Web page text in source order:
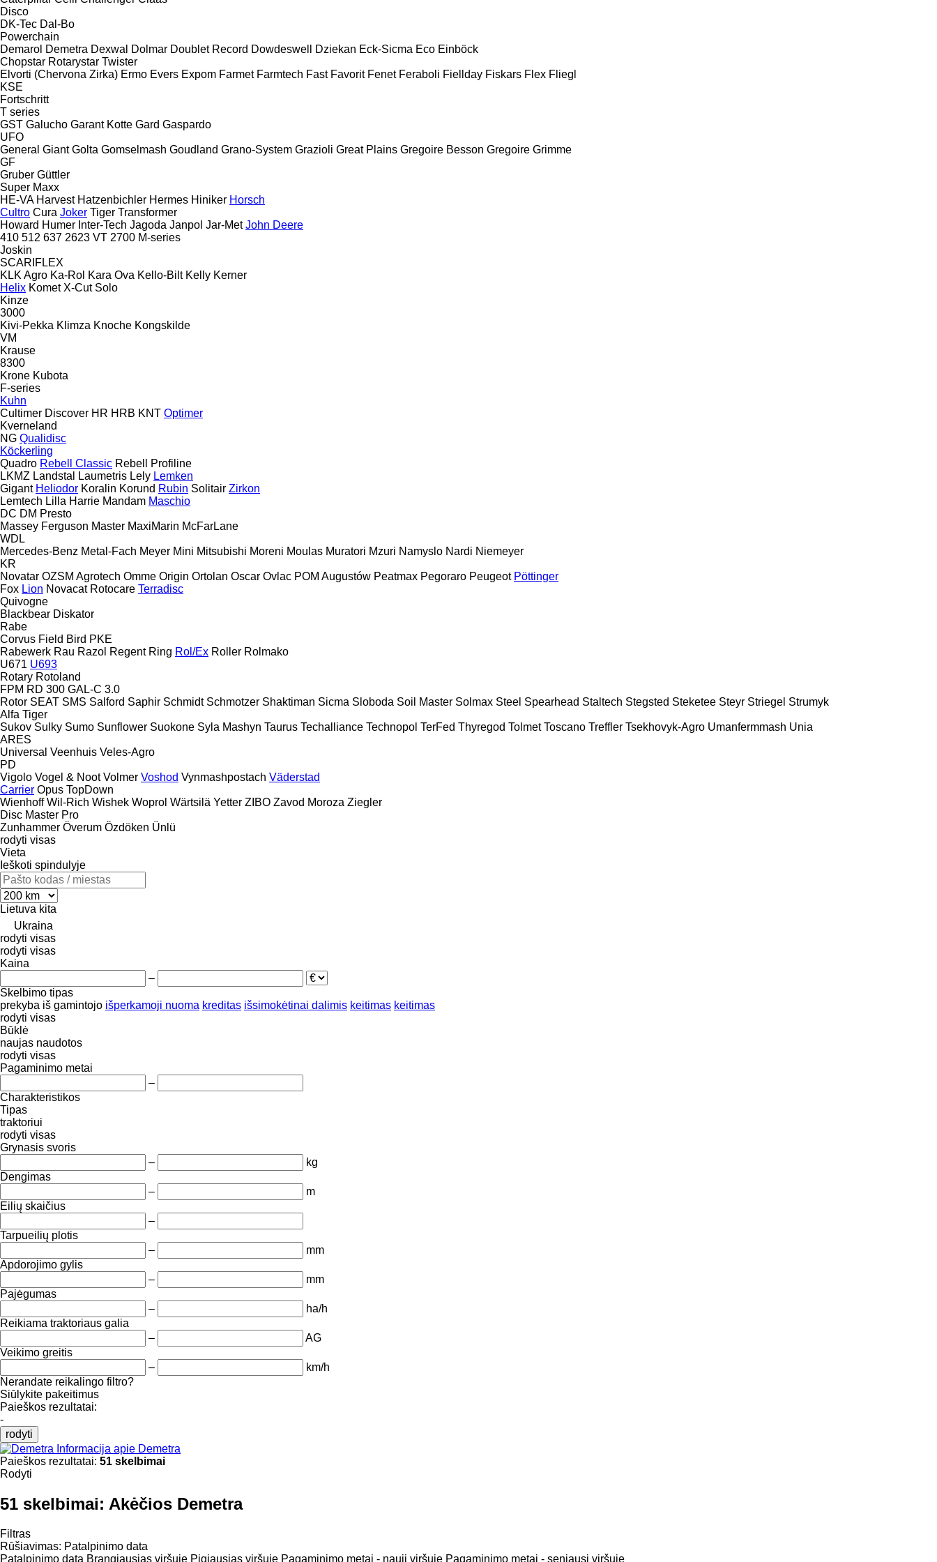
Disco
DK-Tec Dal-Bo
Powerchain
Demarol Demetra Dexwal Dolmar Doublet Record Dowdeswell Dziekan Eck-Sicma Eco Einböck
Chopstar Rotarystar Twister
Elvorti (Chervona Zirka) Ermo Evers Expom Farmet Farmtech Fast Favorit Fenet Feraboli Fiellday Fiskars Flex Fliegl
KSE
Fortschritt
T series
GST Galucho Garant Kotte Gard Gaspardo
UFO
General Giant Golta Gomselmash Goudland Grano-System Grazioli Great Plains Gregoire Besson Gregoire Grimme
GF
Gruber Güttler
Super Maxx
HE-VA Harvest Hatzenbichler Hermes Hiniker Horsch
Cultro Cura Joker Tiger Transformer
Howard Humer Inter-Tech Jagoda Janpol Jar-Met John Deere
410 512 637 2623 VT 2700 M-series
Joskin
SCARIFLEX
KLK Agro Ka-Rol Kara Ova Kello-Bilt Kelly Kerner
Helix Komet X-Cut Solo
Kinze
3000
Kivi-Pekka Klimza Knoche Kongskilde
VM
Krause
8300
Krone Kubota
F-series
Kuhn
Cultimer Discover HR HRB KNT Optimer
Kverneland
NG Qualidisc
Köckerling
Quadro Rebell Classic Rebell Profiline
LKMZ Landstal Laumetris Lely Lemken
Gigant Heliodor Koralin Korund Rubin Solitair Zirkon
Lemtech Lilla Harrie Mandam Maschio
DC DM Presto
Massey Ferguson Master MaxiMarin McFarLane
WDL
Mercedes-Benz Metal-Fach Meyer Mini Mitsubishi Moreni Moulas Muratori Mzuri Namyslo Nardi Niemeyer
KR
Novatar OZSM Agrotech Omme Origin Ortolan Oscar Ovlac POM Augustów Peatmax Pegoraro Peugeot Pöttinger
Fox Lion Novacat Rotocare Terradisc
Quivogne
Blackbear Diskator
Rabe
Corvus Field Bird PKE
Rabewerk Rau Razol Regent Ring Rol/Ex Roller Rolmako
U671 U693
Rotary Rotoland
FPM RD 300 GAL-C 3.0
Rotor SEAT SMS Salford Saphir Schmidt Schmotzer Shaktiman Sicma Sloboda Soil Master Solmax Steel Spearhead Staltech Stegsted Steketee Steyr Striegel Strumyk
Alfa Tiger
Sukov Sulky Sumo Sunflower Suokone Syla Mashyn Taurus Techalliance Technopol TerFed Thyregod Tolmet Toscano Treffler Tsekhovyk-Agro Umanfermmash Unia
ARES
Universal Veenhuis Veles-Agro
PD
Vigolo Vogel & Noot Volmer Voshod Vynmashpostach Väderstad
Carrier Opus TopDown
Wienhoff Wil-Rich Wishek Woprol Wärtsilä Yetter ZIBO Zavod Moroza Ziegler
Disc Master Pro
Zunhammer Överum Özdöken Ünlü
rodyti visas
Vieta
Ieškoti spindulyje
Lietuva kita
Ukraina
rodyti visas
rodyti visas
Kaina
–
Skelbimo tipas
prekyba iš gamintojo išperkamoji nuoma kreditas išsimokėtinai dalimis keitimas keitimas
rodyti visas
Būklė
naujas naudotos
rodyti visas
Pagaminimo metai
–
Charakteristikos
Tipas
traktoriui
rodyti visas
Grynasis svoris
–
kg
Dengimas
–
m
Eilių skaičius
–
Tarpueilių plotis
–
mm
Apdorojimo gylis
–
mm
Pajėgumas
–
ha/h
Reikiama traktoriaus galia
–
AG
Veikimo greitis
–
km/h
Nerandate reikalingo filtro?
Siūlykite pakeitimus
Paieškos rezultatai:
-
rodyti
Informacija apie Demetra
Paieškos rezultatai: 51 skelbimai
Rodyti
51 skelbimai: Akėčios Demetra
Filtras
Rūšiavimas: Patalpinimo data
Patalpinimo data Brangiausias viršuje Pigiausias viršuje Pagaminimo metai - nauji viršuje Pagaminimo metai - seniausi viršuje